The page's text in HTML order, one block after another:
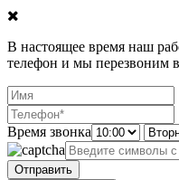
В настоящее время наш
телефон и мы перезвоним
Время звонка
Отправить